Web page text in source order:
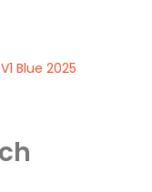
Blue 2025